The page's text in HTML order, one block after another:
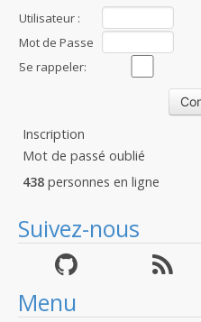
Utilisateur :
Mot de Passe
:Se rappeler:
Inscription
Mot de passé oublié
438 personnes en ligne
Suivez-nous
Menu